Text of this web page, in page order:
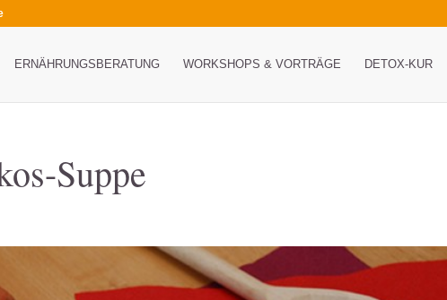
ERNÄHRUNGSBERATUNG WORKSHOPS & VORTRÄGE DETOX-KUR
Suppe